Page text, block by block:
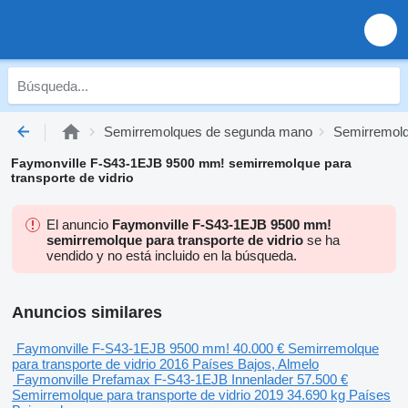
Semirremolques de segunda mano
Faymonville F-S43-1EJB 9500 mm! semirremolque para
transporte de vidrio
El anuncio Faymonville F-S43-1EJB 9500 mm!
semirremolque para transporte de vidrio se ha
vendido y no está incluido en la búsqueda.
Anuncios similares
Faymonville F-S43-1EJB 9500 mm! 40.000 € Semirremolque
para transporte de vidrio 2016 Países Bajos, Almelo
Faymonville Prefamax F-S43-1EJB Innenlader 57.500 €
Semirremolque para transporte de vidrio 2019 34.690 kg Países